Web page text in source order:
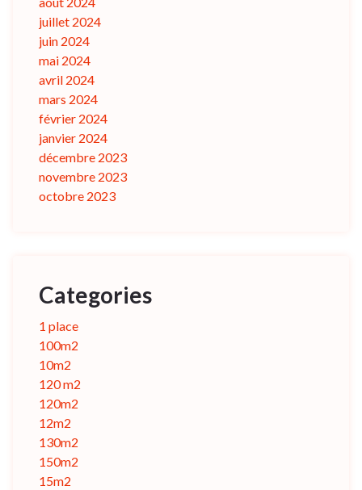
juillet 2024
juin 2024
mai 2024
avril 2024
mars 2024
février 2024
janvier 2024
décembre 2023
novembre 2023
octobre 2023
Categories
1 place
100m2
10m2
120 m2
120m2
12m2
130m2
150m2
15m2